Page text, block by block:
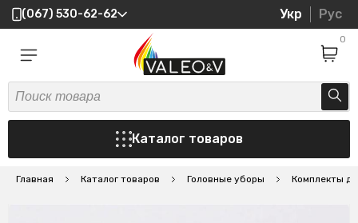
(067) 530-62-62 Укр Рус
0
Каталог товаров
Главная Каталог товаров Головные уборы Комплекты